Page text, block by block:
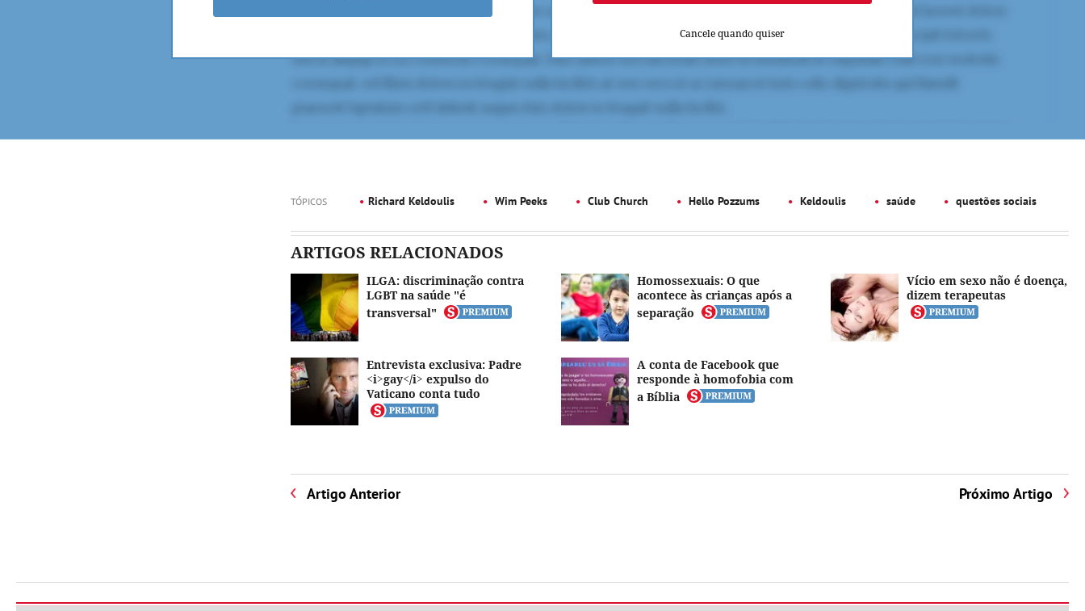
Cancele quando quiser
TÓPICOS Richard Keldoulis Wim Peeks Club Church Hello Pozzums Keldoulis saúde questões sociais
ARTIGOS RELACIONADOS
ILGA: discriminação contra
LGBT na saúde "é
transversal"
Homossexuais: O que
acontece às crianças após a
separação
Vício em sexo não é doença,
dizem terapeutas
Entrevista exclusiva: Padre
<i>gay</i> expulso do
Vaticano conta tudo
A conta de Facebook que
responde à homofobia com
a Bíblia
Artigo Anterior Próximo Artigo